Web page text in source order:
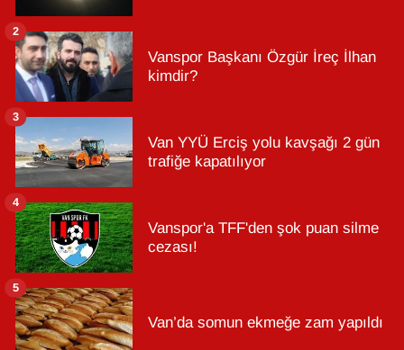
Vanspor Başkanı Özgür İreç İlhan
kimdir?
2
Van YYÜ Erciş yolu kavşağı 2 gün
trafiğe kapatılıyor
3
Vanspor'a TFF'den şok puan silme
cezası!
4
Van’da somun ekmeğe zam yapıldı
5